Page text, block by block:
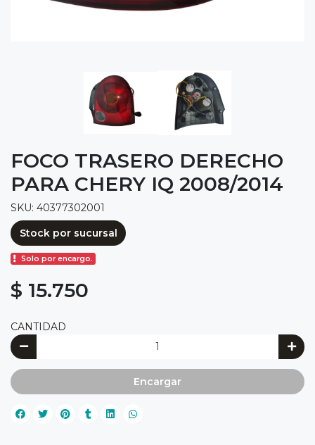
FOCO TRASERO DERECHO
PARA CHERY IQ 2008/2014
SKU: 40377302001
Stock por sucursal
Solo por encargo.
$ 15.750
CANTIDAD
Encargar